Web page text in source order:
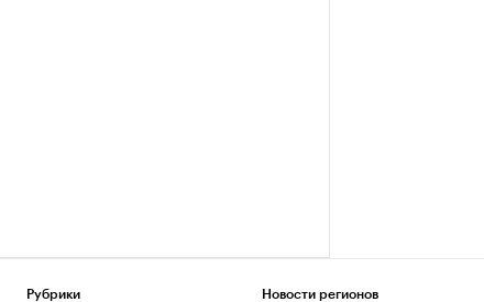
Рубрики Новости регионов